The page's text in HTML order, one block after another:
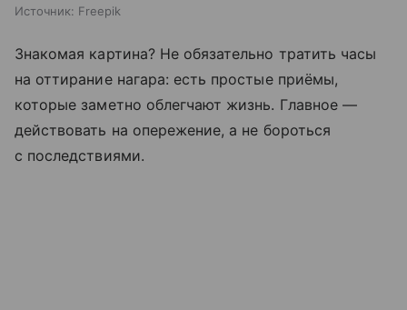
Источник: Freepik
Знакомая картина? Не обязательно тратить часы
на оттирание нагара: есть простые приёмы,
которые заметно облегчают жизнь. Главное —
действовать на опережение, а не бороться
с последствиями.